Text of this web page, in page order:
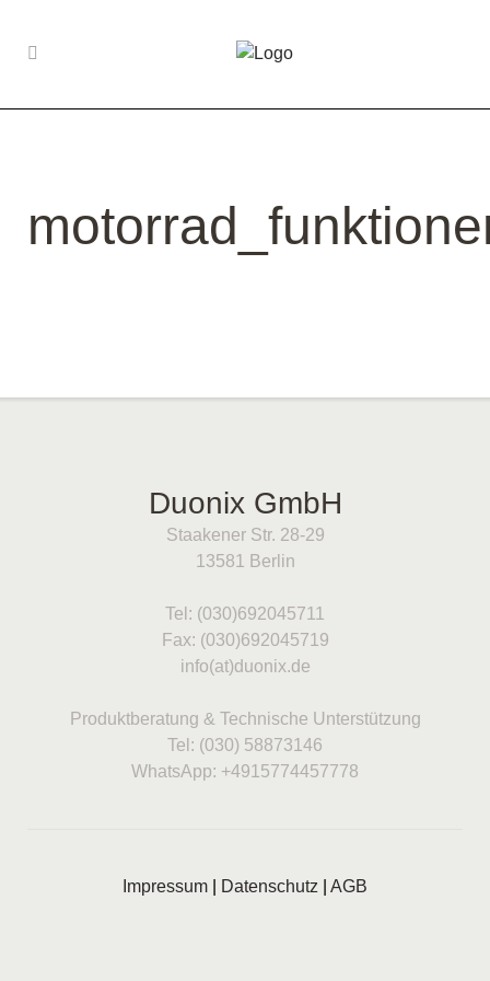
Duonix GmbH
Staakener Str. 28-29
13581 Berlin
Tel: (030)692045711
Fax: (030)692045719
info(at)duonix.de
Produktberatung & Technische Unterstützung
Tel: (030) 58873146
WhatsApp: +4915774457778
Impressum Datenschutz AGB